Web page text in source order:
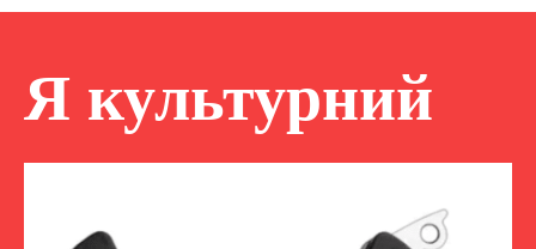
Я культурний